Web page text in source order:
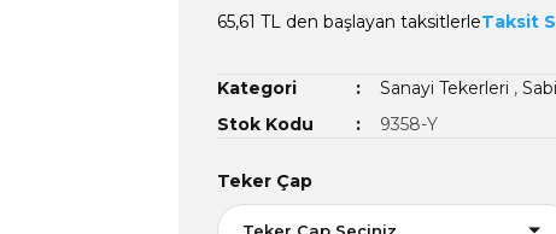
65,61 TL den başlayan taksitlerleTaksit
Kategori Sanayi Tekerleri ,
Stok Kodu
9358-Y
Teker Çap